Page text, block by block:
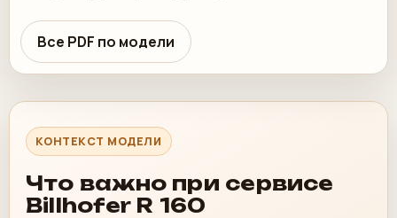
Все PDF по модели
КОНТЕКСТ МОДЕЛИ
Что важно при сервисе
Billhofer R 160